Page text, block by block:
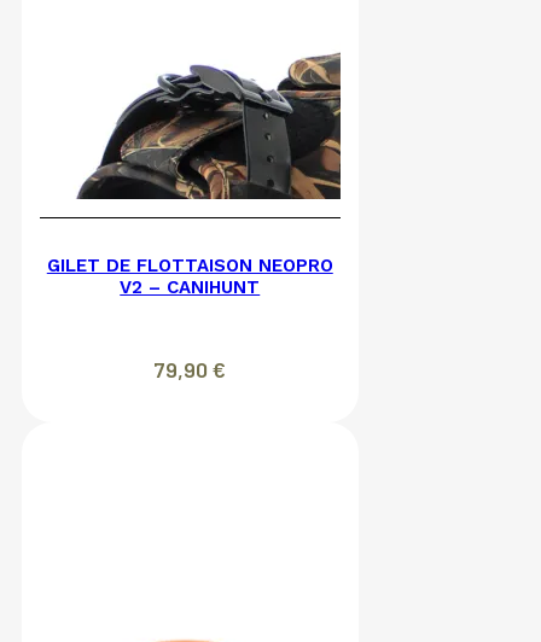
GILET DE FLOTTAISON NEOPRO
V2 – CANIHUNT
79,90€